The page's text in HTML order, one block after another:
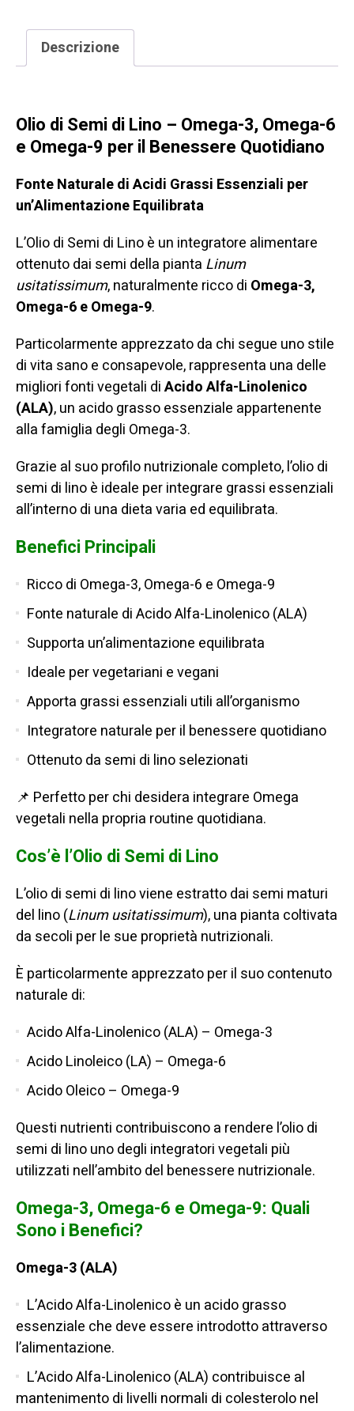
Omega
6
per
Cuore,
Pelle
e
Benessere
Generale
quantità
Descrizione
Olio di Semi di Lino – Omega-3, Omega-6
e Omega-9 per il Benessere Quotidiano
Fonte Naturale di Acidi Grassi Essenziali per
un’Alimentazione Equilibrata
L’Olio di Semi di Lino è un integratore alimentare
ottenuto dai semi della pianta Linum
usitatissimum, naturalmente ricco di Omega-3,
Omega-6 e Omega-9.
Particolarmente apprezzato da chi segue uno stile
di vita sano e consapevole, rappresenta una delle
migliori fonti vegetali diAcido Alfa-Linolenico
(ALA), un acido grasso essenziale appartenente
alla famiglia degli Omega-3.
Grazie al suo profilo nutrizionale completo, l’olio di
semi di lino è ideale per integrare grassi essenziali
all’interno di una dieta varia ed equilibrata.
Benefici Principali
Ricco di Omega-3, Omega-6 e Omega-9
Fonte naturale di Acido Alfa-Linolenico (ALA)
Supporta un’alimentazione equilibrata
Ideale per vegetariani e vegani
Apporta grassi essenziali utili all’organismo
Integratore naturale per il benessere quotidiano
Ottenuto da semi di lino selezionati
📌 Perfetto per chi desidera integrare Omega
vegetali nella propria routine quotidiana.
Cos’è l’Olio di Semi di Lino
L’olio di semi di lino viene estratto dai semi maturi
del lino (Linum usitatissimum), una pianta coltivata
da secoli per le sue proprietà nutrizionali.
È particolarmente apprezzato per il suo contenuto
naturale di:
Acido Alfa-Linolenico (ALA) – Omega-3
Acido Linoleico (LA) – Omega-6
Acido Oleico – Omega-9
Questi nutrienti contribuiscono a rendere l’olio di
semi di lino uno degli integratori vegetali più
utilizzati nell’ambito del benessere nutrizionale.
Omega-3, Omega-6 e Omega-9: Quali
Sono i Benefici?
Omega-3 (ALA)
L’Acido Alfa-Linolenico è un acido grasso
essenziale che deve essere introdotto attraverso
l’alimentazione.
L’Acido Alfa-Linolenico (ALA) contribuisce al
mantenimento di livelli normali di colesterolo nel